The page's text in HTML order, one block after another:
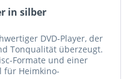
in silber
DVD-Player, der
Tonqualität überzeugt.
Formate und einer
für Heimkino-